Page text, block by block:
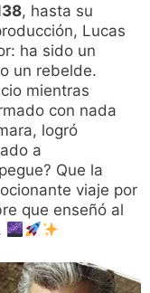
, hasta su
Lucas
ha sido un
un rebelde.
mientras
con nada
logró
a
Que la
viaje por
que enseñó al